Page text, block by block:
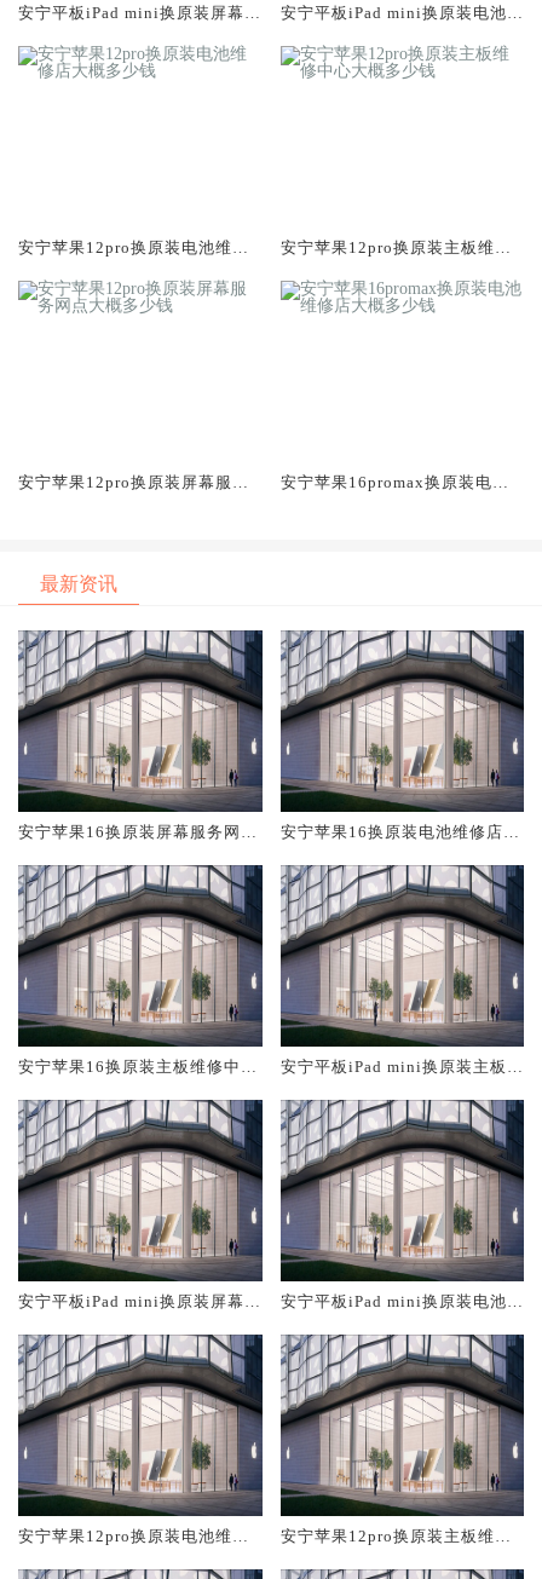
安宁平板iPad mini换原装屏幕服
安宁平板iPad mini换原装电池维
安宁苹果12pro换原装电池维修
安宁苹果12pro换原装主板维修
安宁苹果12pro换原装屏幕服务
安宁苹果16promax换原装电池
最新资讯
安宁苹果16换原装屏幕服务网点
安宁苹果16换原装电池维修店大
安宁苹果16换原装主板维修中心
安宁平板iPad mini换原装主板维
安宁平板iPad mini换原装屏幕服
安宁平板iPad mini换原装电池维
安宁苹果12pro换原装电池维修
安宁苹果12pro换原装主板维修